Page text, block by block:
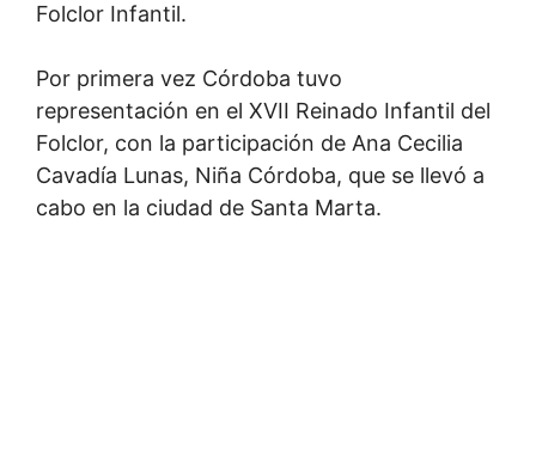
Folclor Infantil.
Por primera vez Córdoba tuvo
representación en el XVII Reinado Infantil del
Folclor, con la participación de Ana Cecilia
Cavadía Lunas, Niña Córdoba, que se llevó a
cabo en la ciudad de Santa Marta.